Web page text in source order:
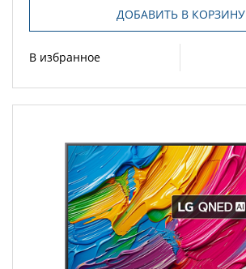
ДОБАВИТЬ В КОРЗИНУ
В избранное